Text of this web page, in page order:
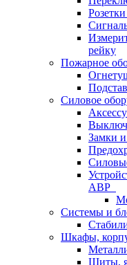
рейку
Пожарное
Силовое
Замки
АВР
Системы и
Шкафы,
Щиты,